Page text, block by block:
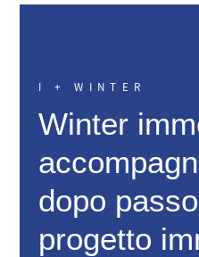
I + WINTER
Winter
dopo
progetto